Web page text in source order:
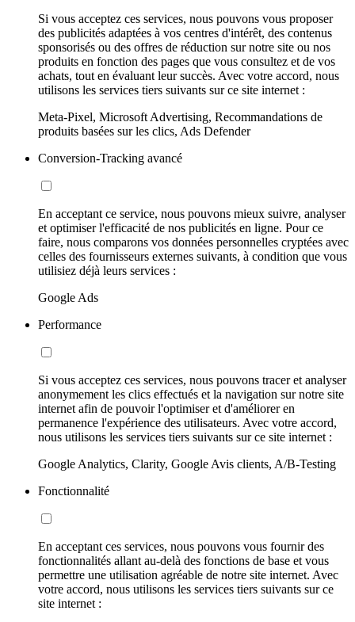
Si vous acceptez ces services, nous pouvons vous proposer
des publicités adaptées à vos centres d'intérêt, des contenus
sponsorisés ou des offres de réduction sur notre site ou nos
produits en fonction des pages que vous consultez et de vos
achats, tout en évaluant leur succès. Avec votre accord, nous
utilisons les services tiers suivants sur ce site internet :
Meta-Pixel, Microsoft Advertising, Recommandations de
produits basées sur les clics, Ads Defender
Conversion-Tracking avancé
En acceptant ce service, nous pouvons mieux suivre, analyser
et optimiser l'efficacité de nos publicités en ligne. Pour ce
faire, nous comparons vos données personnelles cryptées avec
celles des fournisseurs externes suivants, à condition que vous
utilisiez déjà leurs services :
Google Ads
Performance
Si vous acceptez ces services, nous pouvons tracer et analyser
anonymement les clics effectués et la navigation sur notre site
internet afin de pouvoir l'optimiser et d'améliorer en
permanence l'expérience des utilisateurs. Avec votre accord,
nous utilisons les services tiers suivants sur ce site internet :
Google Analytics, Clarity, Google Avis clients, A/B-Testing
Fonctionnalité
En acceptant ces services, nous pouvons vous fournir des
fonctionnalités allant au-delà des fonctions de base et vous
permettre une utilisation agréable de notre site internet. Avec
votre accord, nous utilisons les services tiers suivants sur ce
site internet :